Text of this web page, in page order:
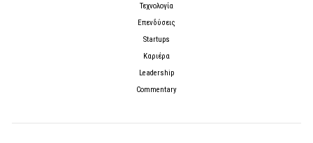
Τεχνολογία
Επενδύσεις
Startups
Καριέρα
Leadership
Commentary